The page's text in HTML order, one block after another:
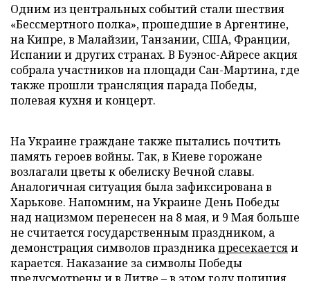
Одним из центральных событий стали шествия
«Бессмертного полка», прошедшие в Аргентине,
на Кипре, в Малайзии, Танзании, США, Франции,
Испании и других странах. В Буэнос-Айресе акция
собрала участников на площади Сан-Мартина, где
также прошли трансляция парада Победы,
полевая кухня и концерт.
На Украине граждане также пытались почтить
память героев войны. Так, в Киеве горожане
возлагали цветы к обелиску Вечной славы.
Аналогичная ситуация была зафиксирована в
Харькове. Напомним, на Украине День Победы
над нацизмом перенесен на 8 мая, и 9 Мая больше
не считается государственным праздником, а
демонстрация символов праздникапресекаетсяи
карается. Наказание за символы Победы